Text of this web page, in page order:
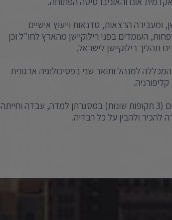
ומעבירה הרצאות, סדנאות וייעוץ אישיים
העומדים בפני רילוקיישן מהארץ לחו"ל וכן
תהליך רילוקיישן לישראל.
למנהל ותואר שני בפסיכולוגיה ארגונית
ענת חייתה בארצות הברית כ- 15 שנים (3 תקופות שונות) במסגרתן למדה, עבדה וחייתה
ולהבין על כל רבדיה.